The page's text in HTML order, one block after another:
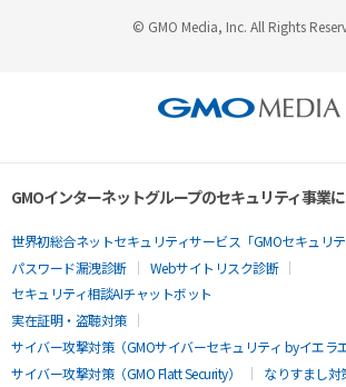
© GMO Media, Inc. All Rights
GMOインターネットグループのセキュリティ事業
世界初総合ネットセキュリティサービス「GMOセキュリテ
パスワード漏洩診断
Webサイトリスク診断
セキュリティ相談AIチャットボット
実在証明・盗聴対策
サイバー攻撃対策（GMOサイバーセキュリティ byイエラエ
サイバー攻撃対策（GMO Flatt Security）
なりすまし対